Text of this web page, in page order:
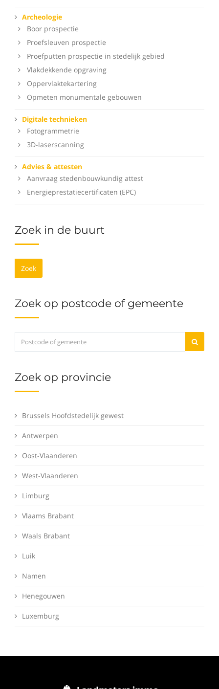
Archeologie
Boor prospectie
Proefsleuven prospectie
Proefputten prospectie in stedelijk gebied
Vlakdekkende opgraving
Oppervlaktekartering
Opmeten monumentale gebouwen
Digitale technieken
Fotogrammetrie
3D-laserscanning
Advies & attesten
Aanvraag stedenbouwkundig attest
Energieprestatiecertificaten (EPC)
Zoek in de buurt
Zoek
Zoek op postcode of gemeente
Zoek op provincie
Brussels Hoofdstedelijk gewest
Antwerpen
Oost-Vlaanderen
West-Vlaanderen
Limburg
Vlaams Brabant
Waals Brabant
Luik
Namen
Henegouwen
Luxemburg